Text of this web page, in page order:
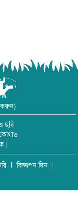
করুন)
ছবি
|
বিজ্ঞাপন দিন